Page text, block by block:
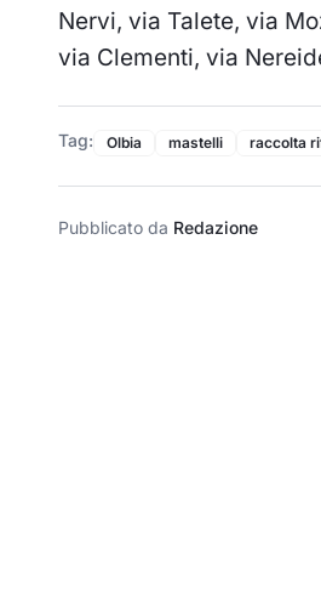
Nervi, via Talete, via
via Clementi, via
Tag: Olbia mastelli raccolta
Pubblicato da Redazione